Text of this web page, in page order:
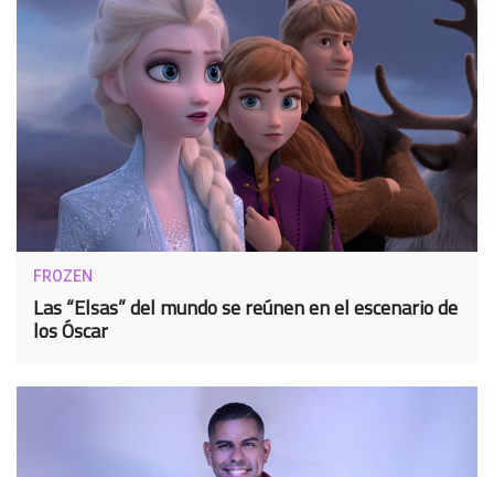
FROZEN
Las “Elsas” del mundo se reúnen en el escenario de
los Óscar